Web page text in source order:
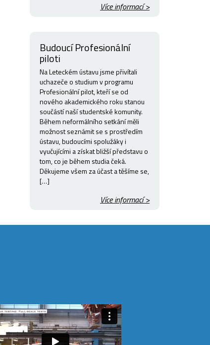
Více informací >
Budoucí Profesionální
piloti
Na Leteckém ústavu jsme přivítali
uchazeče o studium v programu
Profesionální pilot, kteří se od
nového akademického roku stanou
součástí naší studentské komunity.
Během neformálního setkání měli
možnost seznámit se s prostředím
ústavu, budoucími spolužáky i
vyučujícími a získat bližší představu o
tom, co je během studia čeká.
Děkujeme všem za účast a těšíme se,
[…]
Více informací >